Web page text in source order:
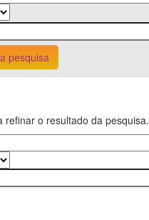
pesquisa
refinar o resultado da pesquisa.